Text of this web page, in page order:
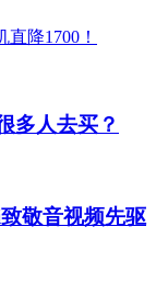
多人去买？
敬音视频先驱